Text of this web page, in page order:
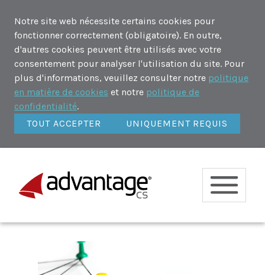
Notre site web nécessite certains cookies pour
fonctionner correctement (obligatoire). En outre,
d'autres cookies peuvent être utilisés avec votre
consentement pour analyser l'utilisation du site. Pour
plus d'informations, veuillez consulter notre politique
en matière de cookies et notre politique de
confidentialité.
TOUT ACCEPTER
UNIQUEMENT REQUIS